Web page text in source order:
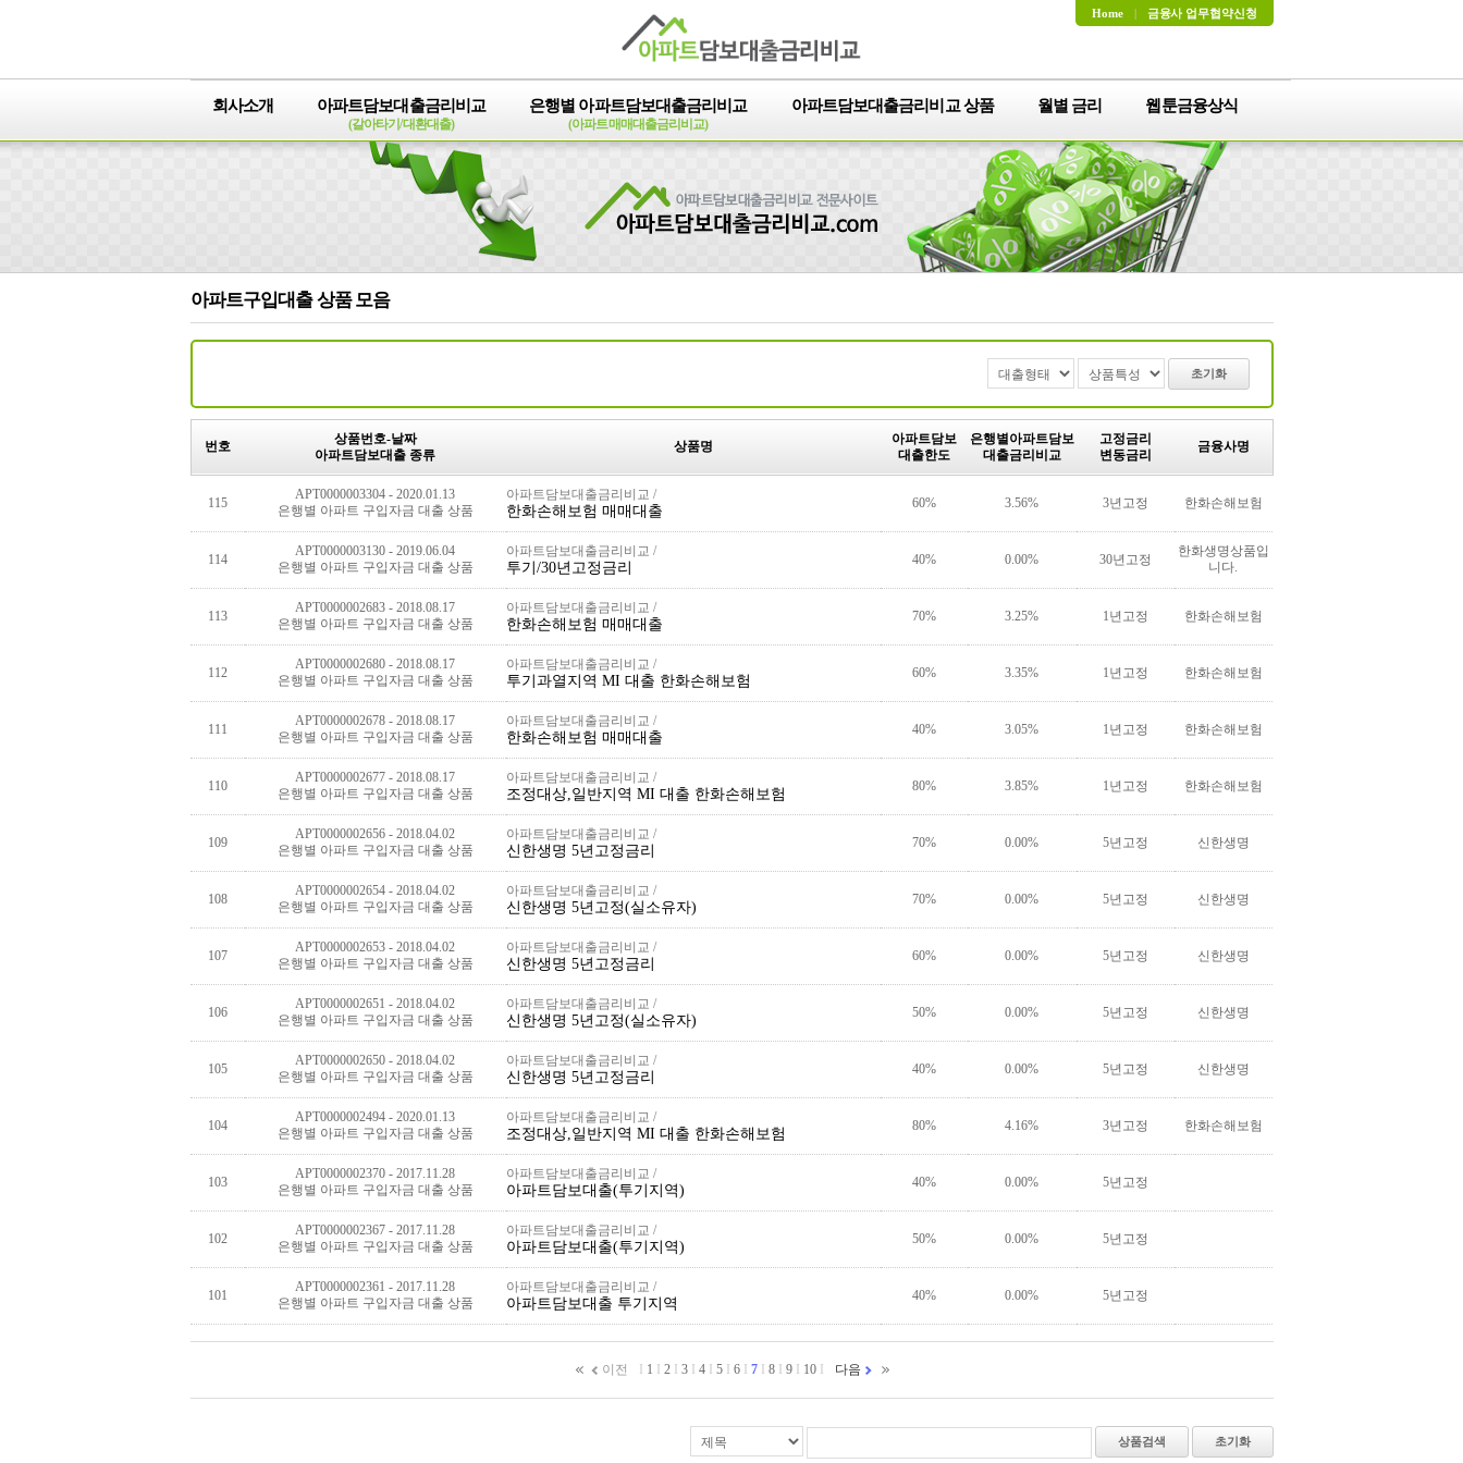
Home | 금융사 업무협약신청
회사소개 아파트담보대출금리비교
(갈아타기/대환대출)
은행별 아파트담보대출금리비교
(아파트매매대출금리비교)
아파트담보대출금리비교 상품 월별 금리 웹툰금융상식
아파트구입대출 상품 모음
초기화
번호
상품번호-날짜
아파트담보대출 종류
상품명
아파트담보
대출한도
은행별아파트담보
대출금리비교
고정금리
변동금리
금융사명
115
APT0000003304 - 2020.01.13
은행별 아파트 구입자금 대출 상품
아파트담보대출금리비교 /
한화손해보험 매매대출 60% 3.56% 3년고정 한화손해보험
114
APT0000003130 - 2019.06.04
은행별 아파트 구입자금 대출 상품
아파트담보대출금리비교 /
투기/30년고정금리 40% 0.00% 30년고정
한화생명상품입
니다.
113
APT0000002683 - 2018.08.17
은행별 아파트 구입자금 대출 상품
아파트담보대출금리비교 /
한화손해보험 매매대출 70% 3.25% 1년고정 한화손해보험
112
APT0000002680 - 2018.08.17
은행별 아파트 구입자금 대출 상품
아파트담보대출금리비교 /
투기과열지역 MI 대출 한화손해보험 60% 3.35% 1년고정 한화손해보험
111
APT0000002678 - 2018.08.17
은행별 아파트 구입자금 대출 상품
아파트담보대출금리비교 /
한화손해보험 매매대출 40% 3.05% 1년고정 한화손해보험
110
APT0000002677 - 2018.08.17
은행별 아파트 구입자금 대출 상품
아파트담보대출금리비교 /
조정대상,일반지역 MI 대출 한화손해보험 80% 3.85% 1년고정 한화손해보험
109
APT0000002656 - 2018.04.02
은행별 아파트 구입자금 대출 상품
아파트담보대출금리비교 /
신한생명 5년고정금리 70% 0.00% 5년고정 신한생명
108
APT0000002654 - 2018.04.02
은행별 아파트 구입자금 대출 상품
아파트담보대출금리비교 /
신한생명 5년고정(실소유자) 70% 0.00% 5년고정 신한생명
107
APT0000002653 - 2018.04.02
은행별 아파트 구입자금 대출 상품
아파트담보대출금리비교 /
신한생명 5년고정금리 60% 0.00% 5년고정 신한생명
106
APT0000002651 - 2018.04.02
은행별 아파트 구입자금 대출 상품
아파트담보대출금리비교 /
신한생명 5년고정(실소유자) 50% 0.00% 5년고정 신한생명
105
APT0000002650 - 2018.04.02
은행별 아파트 구입자금 대출 상품
아파트담보대출금리비교 /
신한생명 5년고정금리 40% 0.00% 5년고정 신한생명
104
APT0000002494 - 2020.01.13
은행별 아파트 구입자금 대출 상품
아파트담보대출금리비교 /
조정대상,일반지역 MI 대출 한화손해보험 80% 4.16% 3년고정 한화손해보험
103
APT0000002370 - 2017.11.28
은행별 아파트 구입자금 대출 상품
아파트담보대출금리비교 /
아파트담보대출(투기지역) 40% 0.00% 5년고정
102
APT0000002367 - 2017.11.28
은행별 아파트 구입자금 대출 상품
아파트담보대출금리비교 /
아파트담보대출(투기지역) 50% 0.00% 5년고정
101
APT0000002361 - 2017.11.28
은행별 아파트 구입자금 대출 상품
아파트담보대출금리비교 /
아파트담보대출 투기지역 40% 0.00% 5년고정
이전 1 2 3 4 5 6 7 8 9 10 다음
상품검색 초기화